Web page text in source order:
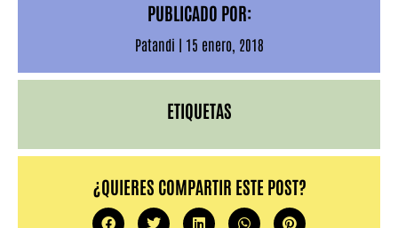
PUBLICADO POR:
Patandi | 15 enero, 2018
ETIQUETAS
¿QUIERES COMPARTIR ESTE POST?